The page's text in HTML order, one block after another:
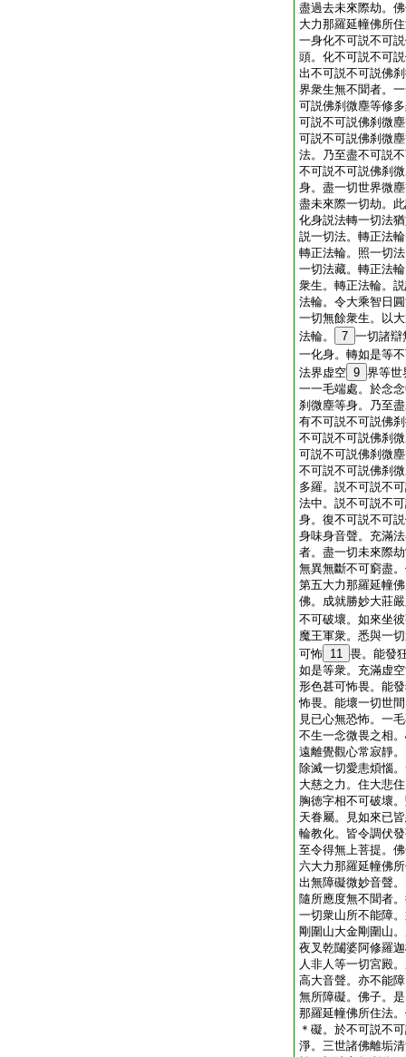
盡過去未來際劫。
大力那羅延幢佛所
一身化不可説不可
頭。化不可説不可
出不可説不可説佛
界衆生無不聞者。
可説佛刹微塵等修
可説不可説佛刹微
可説不可説佛刹微
法。乃至盡不可説
不可説不可説佛刹
身。盡一切世界微
盡未來際一切劫。
化身説法轉一切法
説一切法。轉正法
轉正法輪。照一切
一切法藏。轉正法
衆生。轉正法輪。
法輪。令大乘智日
一切無餘衆生。以
法輪。
7 一切諸辯
一化身。轉如是等
法界虚空 9 界等世
一一毛端處。於念
刹微塵等身。乃至
有不可説不可説佛
不可説不可説佛刹
可説不可説佛刹微
不可説不可説佛刹
多羅。説不可説不
法中。説不可説不
身。復不可説不可
身味身音聲。充滿
者。盡一切未來際
無異無斷不可窮盡
第五大力那羅延幢
佛。成就勝妙大莊
不可破壞。如來坐
魔王軍衆。悉與一
可怖 11 畏。能發
如是等衆。充滿虚
形色甚可怖畏。能
怖畏。能壞一切世
見已心無恐怖。一
不生一念微畏之相
遠離覺觀心常寂靜
除滅一切愛恚煩惱
大慈之力。住大悲
胸徳字相不可破壞
天眷屬。見如來已
輪教化。皆令調伏
至令得無上菩提。
六大力那羅延幢佛
出無障礙微妙音聲
隨所應度無不聞者
一切衆山所不能障
剛圍山大金剛圍山
夜叉乾闥婆阿修羅
人非人等一切宮殿
高大音聲。亦不能
無所障礙。佛子。
那羅延幢佛所住法
＊礙。於不可説不
淨。三世諸佛離垢